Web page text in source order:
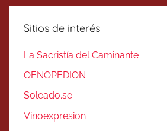
Sitios de interés
La Sacristía del Caminante
OENOPEDION
Soleado.se
Vinoexpresion